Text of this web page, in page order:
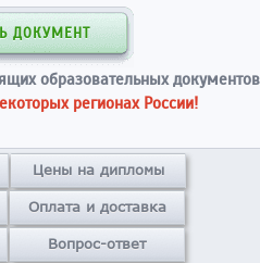
ДОКУМЕНТ
образовательных документов
регионах России!
Цены на дипломы
Оплата и доставка
Вопрос-ответ